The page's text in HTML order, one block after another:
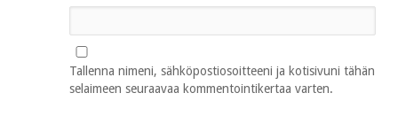
Tallenna nimeni, sähköpostiosoitteeni ja kotisivuni tähän
selaimeen seuraavaa kommentointikertaa varten.